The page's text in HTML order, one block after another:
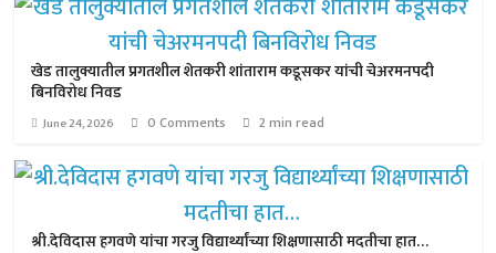
खेड तालुक्यातील प्रगतशील शेतकरी शांताराम कडूसकर यांची चेअरमनपदी
बिनविरोध निवड
June 24, 2026 0 Comments 2 min read
श्री.देविदास हगवणे यांचा गरजु विद्यार्थ्यांच्या शिक्षणासाठी मदतीचा हात…